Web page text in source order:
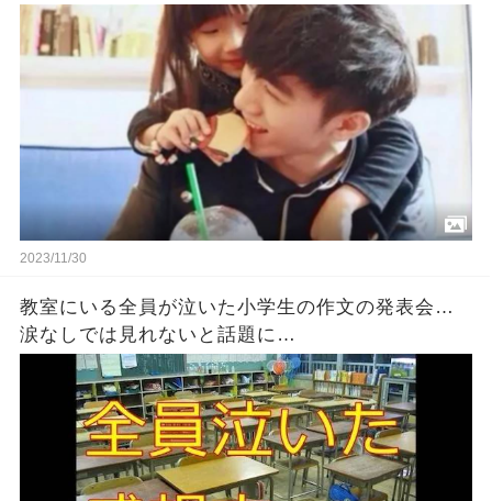
いで。妹もそう望んでる」
2023/11/30
教室にいる全員が泣いた小学生の作文の発表会…
涙なしでは見れないと話題に…